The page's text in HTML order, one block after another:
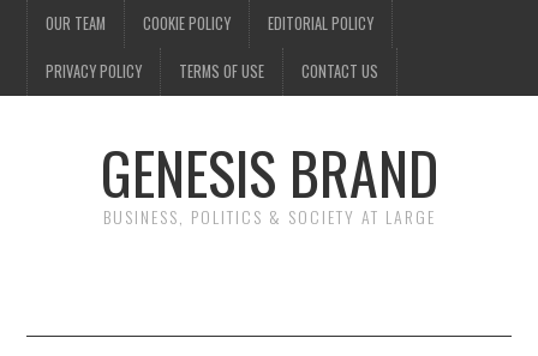
OUR TEAM COOKIE POLICY EDITORIAL POLICY
PRIVACY POLICY TERMS OF USE CONTACT US
GENESIS BRAND
BUSINESS, POLITICS & SOCIETY AT LARGE